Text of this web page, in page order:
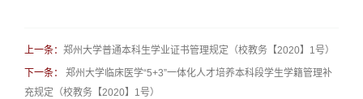
上一条： 郑州大学普通本科生学业证书管理规定（校教务【2020】1号）
下一条：
郑州大学临床医学“5+3”一体化人才培养本科段学生学籍管理补
充规定（校教务【2020】1号）